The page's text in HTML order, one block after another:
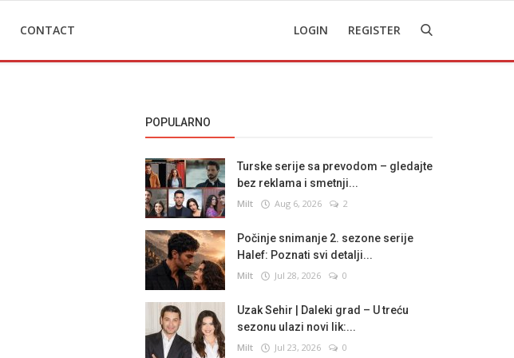
CONTACT LOGIN REGISTER
POPULARNO
Turske serije sa prevodom – gledajte
bez reklama i smetnji...
Milt Aug 6, 2026 2
Počinje snimanje 2. sezone serije
Halef: Poznati svi detalji...
Milt Jul 28, 2026 0
Uzak Sehir | Daleki grad – U treću
sezonu ulazi novi lik:...
Milt Jul 23, 2026 0